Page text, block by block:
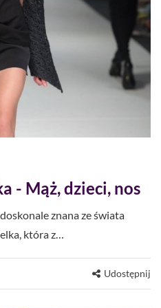
- Mąż, dzieci, nos
znana ze świata
która z…
Udostępnij